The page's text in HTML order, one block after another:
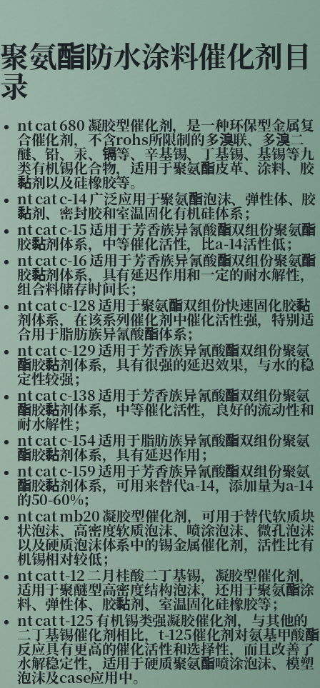
聚氨酯防水涂料催化剂目
录
nt cat 680 凝胶型催化剂，是一种环保型金属复
合催化剂，不含rohs所限制的多溴联、多溴二
醚、铅、汞、镉等、辛基锡、丁基锡、基锡等九
类有机锡化合物，适用于聚氨酯皮革、涂料、胶
黏剂以及硅橡胶等。
nt cat c-14 广泛应用于聚氨酯泡沫、弹性体、胶
黏剂、密封胶和室温固化有机硅体系；
nt cat c-15 适用于芳香族异氰酸酯双组份聚氨酯
胶黏剂体系，中等催化活性，比a-14活性低；
nt cat c-16 适用于芳香族异氰酸酯双组份聚氨酯
胶黏剂体系，具有延迟作用和一定的耐水解性，
组合料储存时间长；
nt cat c-128 适用于聚氨酯双组份快速固化胶黏
剂体系，在该系列催化剂中催化活性强，特别适
合用于脂肪族异氰酸酯体系；
nt cat c-129 适用于芳香族异氰酸酯双组份聚氨
酯胶黏剂体系，具有很强的延迟效果，与水的稳
定性较强；
nt cat c-138 适用于芳香族异氰酸酯双组份聚氨
酯胶黏剂体系，中等催化活性，良好的流动性和
耐水解性；
nt cat c-154 适用于脂肪族异氰酸酯双组份聚氨
酯胶黏剂体系，具有延迟作用；
nt cat c-159 适用于芳香族异氰酸酯双组份聚氨
酯胶黏剂体系，可用来替代a-14，添加量为a-14
的50-60%；
nt cat mb20 凝胶型催化剂，可用于替代软质块
状泡沫、高密度软质泡沫、喷涂泡沫、微孔泡沫
以及硬质泡沫体系中的锡金属催化剂，活性比有
机锡相对较低；
nt cat t-12 二月桂酸二丁基锡，凝胶型催化剂，
适用于聚醚型高密度结构泡沫，还用于聚氨酯涂
料、弹性体、胶黏剂、室温固化硅橡胶等；
nt cat t-125 有机锡类强凝胶催化剂，与其他的
二丁基锡催化剂相比，t-125催化剂对氨基甲酸酯
反应具有更高的催化活性和选择性，而且改善了
水解稳定性，适用于硬质聚氨酯喷涂泡沫、模塑
泡沫及case应用中。